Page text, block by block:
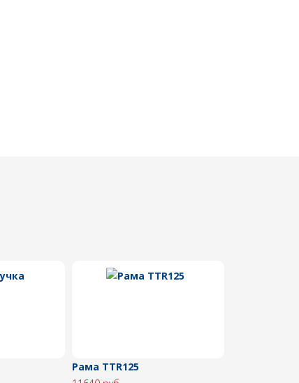
Рама TTR125